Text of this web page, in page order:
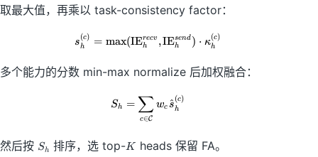
取最大值，再乘以 task-consistency factor：
sh
(c) = max(IEh
recv ,IEh
send ) ⋅ κh
(c)
多个能力的分数 min-max normalize 后加权融合：
Sh =
c∈C
∑ wc s
^h
(c)
然后按 S
Sh 排序，选 top-K
K heads 保留 FA。